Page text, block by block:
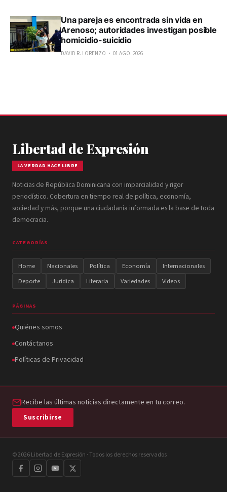
Una pareja es encontrada sin vida en
Arenoso; autoridades investigan posible
homicidio-suicidio
DAVID R. LORENZO 01 AGO. 2026
Libertad de Expresión
LA VERDAD HACE LIBRE
Noticias de República Dominicana con imparcialidad y rigor
periodístico. Cobertura en tiempo real de política, economía,
sociedad y más, porque una ciudadanía informada es la base de toda
democracia.
CATEGORÍAS
Home Nacionales Política Economía
Internacionales
Deporte
Jurídica Literaria Variedades Videos
PÁGINAS
Quiénes somos
Contáctanos
Políticas de Privacidad
Recibe las últimas noticias directamente en tu correo.
Suscribirse
© 2026 Libertad de Expresión · Todos los derechos reservados